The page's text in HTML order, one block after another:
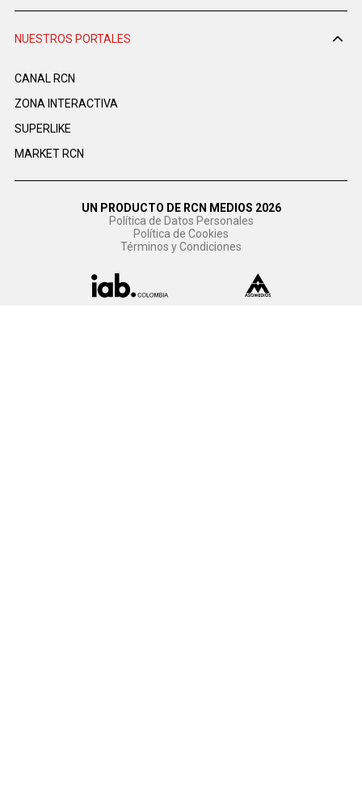
NUESTROS PORTALES
CANAL RCN
ZONA INTERACTIVA
SUPERLIKE
MARKET RCN
UN PRODUCTO DE RCN MEDIOS 2026
Política de Datos Personales
Política de Cookies
Términos y Condiciones